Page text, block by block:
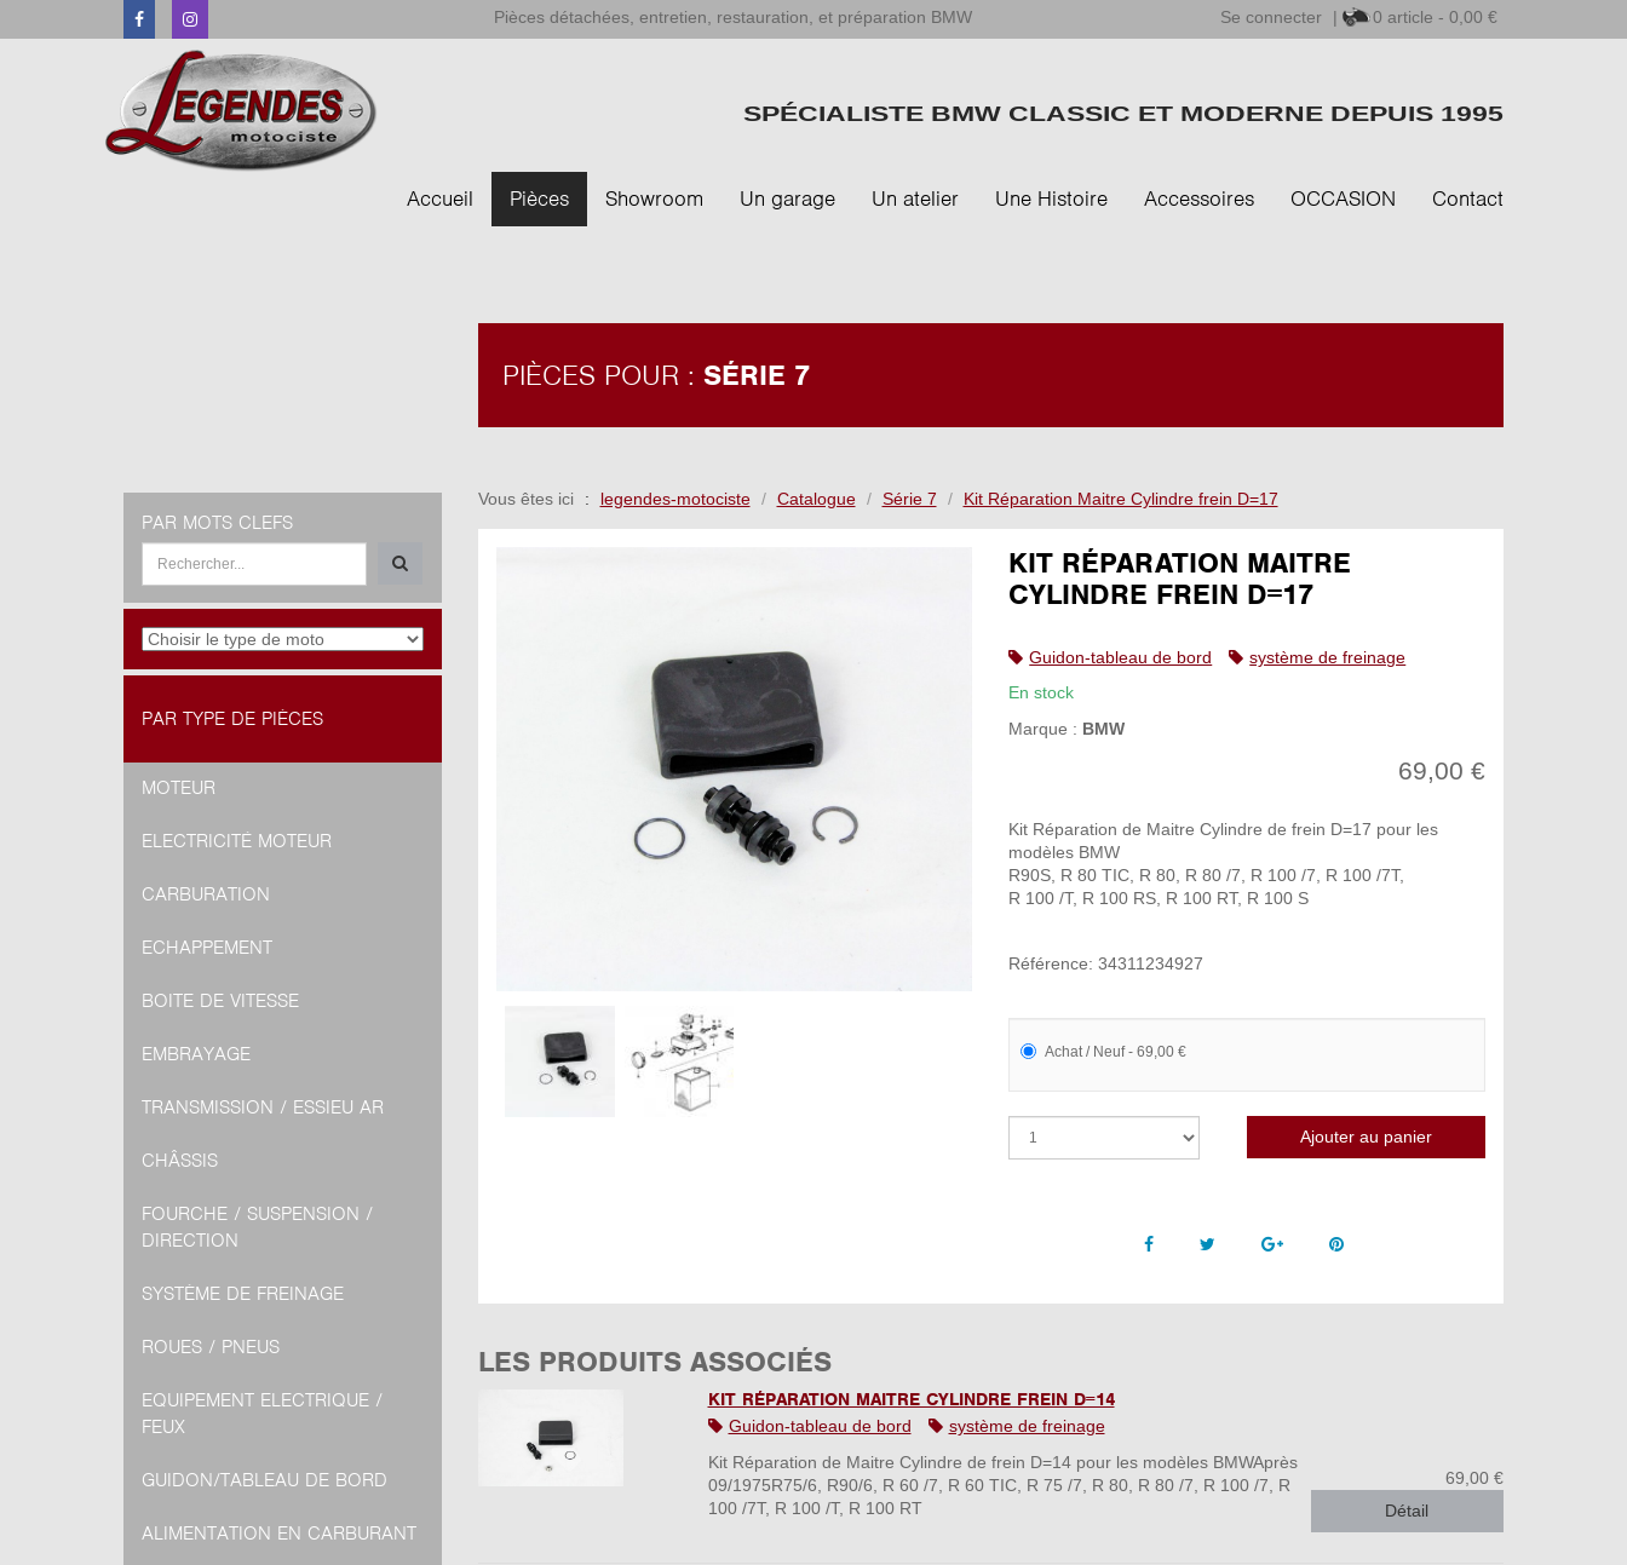
FacebookInstagram Pièces détachées, entretien, restauration, et préparation BMW Se connecter | 0 article - 0,00 €
SPÉCIALISTE BMW CLASSIC ET MODERNE DEPUIS 1995
Accueil Pièces Showroom Un garage Un atelier Une Histoire Accessoires OCCASION Contact
PIÈCES POUR : SÉRIE 7
Vous êtes ici legendes-motociste Catalogue Série 7 Kit Réparation Maitre Cylindre frein D=17
KIT RÉPARATION MAITRE
CYLINDRE FREIN D=17
Guidon-tableau de bord
système de freinage
En stock
Marque : BMW
69,00 €
Kit Réparation de Maitre Cylindre de frein D=17 pour les
modèles BMW
R90S, R 80 TIC, R 80, R 80 /7, R 100 /7, R 100 /7T,
R 100 /T, R 100 RS, R 100 RT, R 100 S
Référence: 34311234927
Achat / Neuf - 69,00 €
Facebook Twitter Google +Pinterest
LES PRODUITS ASSOCIÉS
KIT RÉPARATION MAITRE CYLINDRE FREIN D=14
Guidon-tableau de bord
système de freinage
Kit Réparation de Maitre Cylindre de frein D=14 pour les modèles BMWAprès
09/1975R75/6, R90/6, R 60 /7, R 60 TIC, R 75 /7, R 80, R 80 /7, R 100 /7, R
100 /7T, R 100 /T, R 100 RT
69,00 €
Détail
PAR MOTS CLEFS
PAR TYPE DE PIÈCES
MOTEUR
ELECTRICITÉ MOTEUR
CARBURATION
ECHAPPEMENT
BOITE DE VITESSE
EMBRAYAGE
TRANSMISSION / ESSIEU AR
CHÂSSIS
FOURCHE / SUSPENSION /
DIRECTION
SYSTÈME DE FREINAGE
ROUES / PNEUS
EQUIPEMENT ELECTRIQUE /
FEUX
GUIDON/TABLEAU DE BORD
ALIMENTATION EN CARBURANT